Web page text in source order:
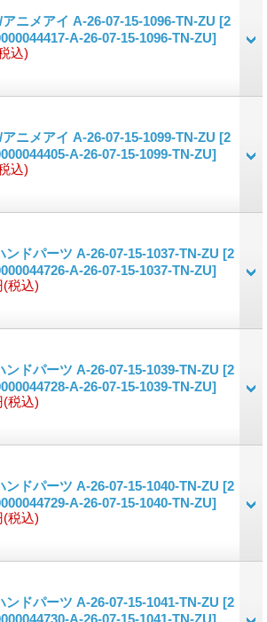
アニメアイ A-26-07-15-1096-TN-ZU [2
A-26-07-15-1096-TN-ZU]
込)
アニメアイ A-26-07-15-1099-TN-ZU [2
A-26-07-15-1099-TN-ZU]
込)
ンドパーツ A-26-07-15-1037-TN-ZU [2
A-26-07-15-1037-TN-ZU]
(税込)
ンドパーツ A-26-07-15-1039-TN-ZU [2
A-26-07-15-1039-TN-ZU]
(税込)
ンドパーツ A-26-07-15-1040-TN-ZU [2
A-26-07-15-1040-TN-ZU]
(税込)
ンドパーツ A-26-07-15-1041-TN-ZU [2
A-26-07-15-1041-TN-ZU]